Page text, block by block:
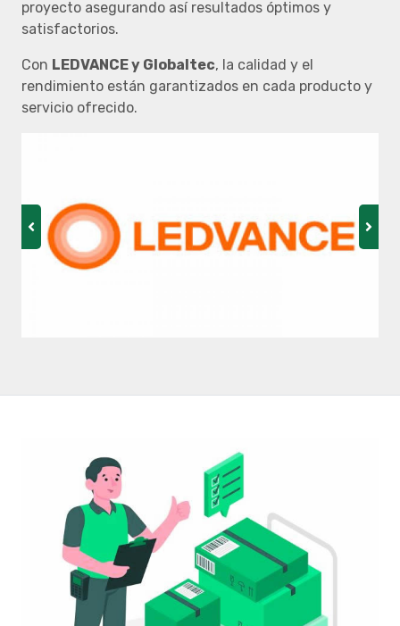
proyecto asegurando así resultados óptimos y
satisfactorios.
Con LEDVANCE y Globaltec, la calidad y el
rendimiento están garantizados en cada producto y
servicio ofrecido.